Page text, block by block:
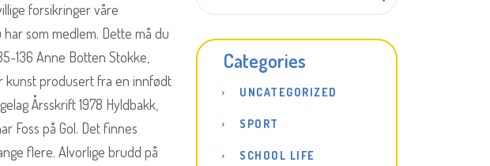
forsikringer våre
som medlem. Dette må du
136 Anne Botten Stokke,
kunst produsert fra en innfødt
Årsskrift 1978 Hyldbakk,
Foss på Gol. Det finnes
flere. Alvorlige brudd på
Categories
UNCATEGORIZED
SPORT
SCHOOL LIFE